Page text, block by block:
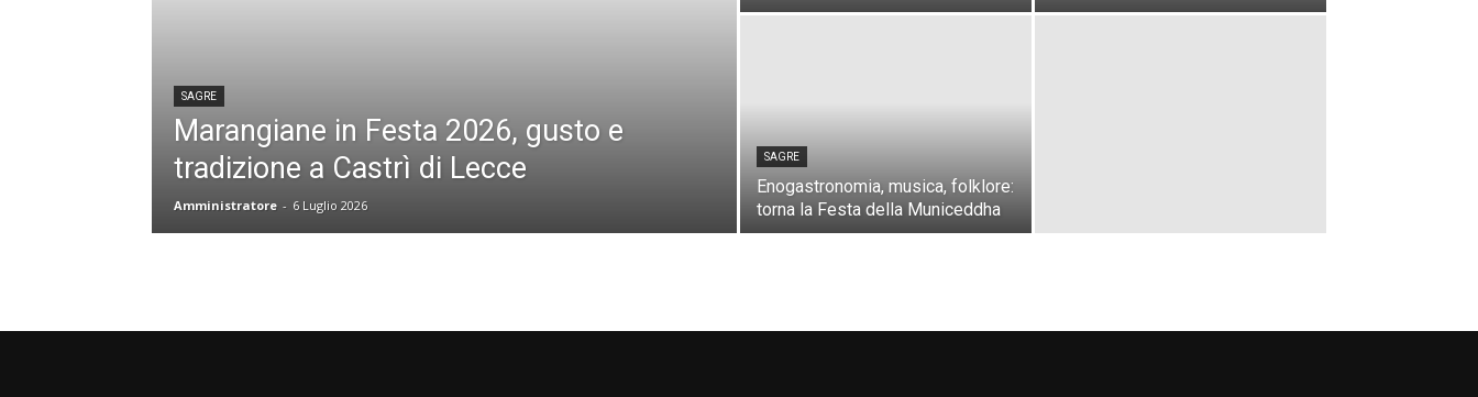
SAGRE
Marangiane in Festa 2026, gusto e
tradizione a Castrì di Lecce
Amministratore - 6 Luglio 2026
SAGRE
Enogastronomia, musica, folklore:
torna la Festa della Municeddha